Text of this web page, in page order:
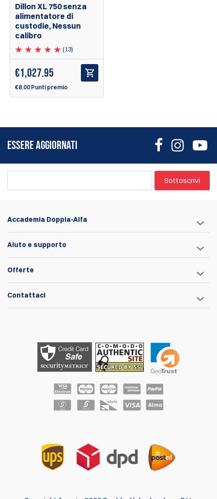
Dillon XL 750 senza
alimentatore di
custodie, Nessun
calibro
(13)
€1,027.95
€8.00 Punti premio
ESSERE AGGIORNATI
Sottoscrivi
Accademia Doppia-Alfa
Aiuto e supporto
Offerte
Contattaci